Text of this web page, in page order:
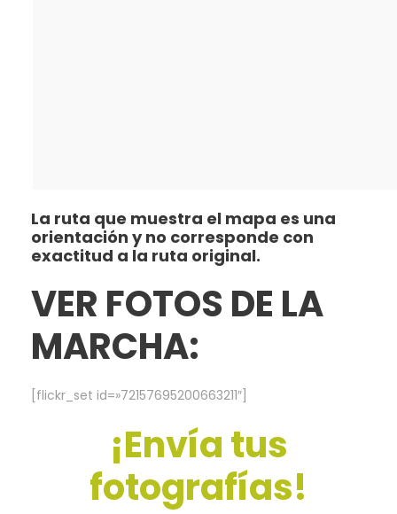
La ruta que muestra el mapa es una
orientación y no corresponde con
exactitud a la ruta original.
VER FOTOS DE LA
MARCHA:
[flickr_set id=»72157695200663211″]
¡Envía tus
fotografías!